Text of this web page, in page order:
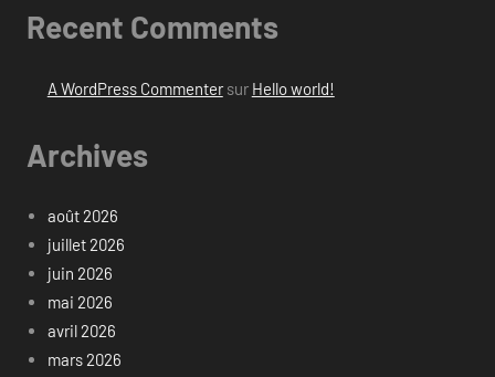
Recent Comments
A WordPress Commentersur Hello world!
Archives
août 2026
juillet 2026
juin 2026
mai 2026
avril 2026
mars 2026